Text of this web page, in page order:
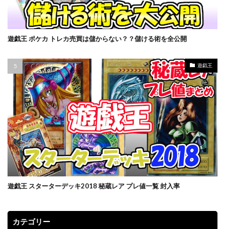
遊戯王 ポケカ トレカ売買は儲からない？？儲ける術を全公開
遊戯王
遊戯王 スターターデッキ2018 秘蔵レア プレ値一覧 封入率
カテゴリー